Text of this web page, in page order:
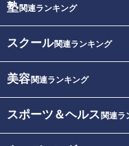
塾関連ランキング
スクール関連ランキング
美容関連ランキング
スポーツ＆ヘルス 関連ラ